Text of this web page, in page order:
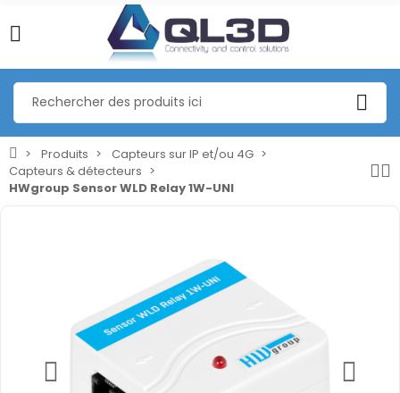
Produits
Capteurs sur IP et/ou 4G
Capteurs & détecteurs
HWgroup Sensor WLD Relay 1W-UNI